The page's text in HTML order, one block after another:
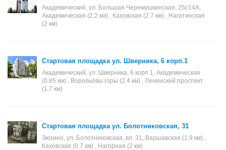
Академический, ул. Большая Черемушкинская, 25с14А,
Академическая (2.2 км) , Каховская (2.7 км) , Нагатинская
(2 км)
Стартовая площадка ул. Шверника, 6 корп.1
Академический, ул. Шверника, 6 корп.1, Академическая
(0.85 км) , Воробьёвы горы (2.4 км) , Ленинский проспект
(1.7 км)
Стартовая площадка ул. Болотниковская, 31
Зюзино, ул. Болотниковская, вл. 31, Варшавская (1.9 км) ,
Каховская (0.7 км) , Нагорная (2 км)